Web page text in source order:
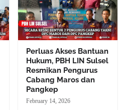
Perluas Akses Bantuan
Hukum, PBH LIN Sulsel
Resmikan Pengurus
Cabang Maros dan
Pangkep
February 14, 2026